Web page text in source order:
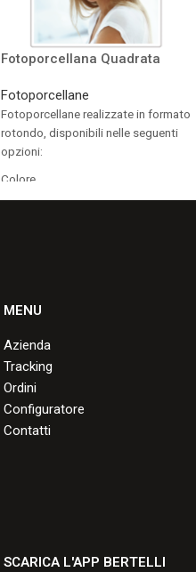
Fotoporcellana Quadrata
Fotoporcellane
Fotoporcellane realizzate in formato
rotondo, disponibili nelle seguenti
opzioni:
Colore
Bianco/Nero
MENU
Azienda
Tracking
Ordini
Configuratore
Contatti
SCARICA L'APP BERTELLI